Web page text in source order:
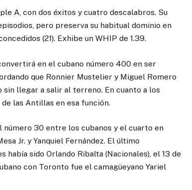
A, con dos éxitos y cuatro descalabros. Su
pero preserva su habitual dominio en
(21). Exhibe un WHIP de 1.39.
en el cubano número 400 en ser
que Ronnier Mustelier y Miguel Romero
sin llegar a salir al terreno. En cuanto a los
las Antillas en esa función.
30 entre los cubanos y el cuarto en
Jr. y Yanquiel Fernández. El último
sido Orlando Ribalta (Nacionales), el 13 de
con Toronto fue el camagüeyano Yariel